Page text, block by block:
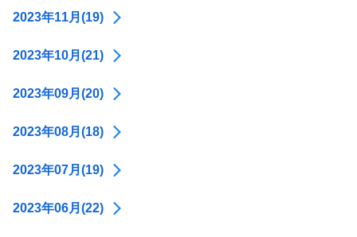
2023年11月(19)
2023年10月(21)
2023年09月(20)
2023年08月(18)
2023年07月(19)
2023年06月(22)